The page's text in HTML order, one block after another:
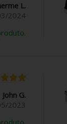
L.
2024
John G.
2023